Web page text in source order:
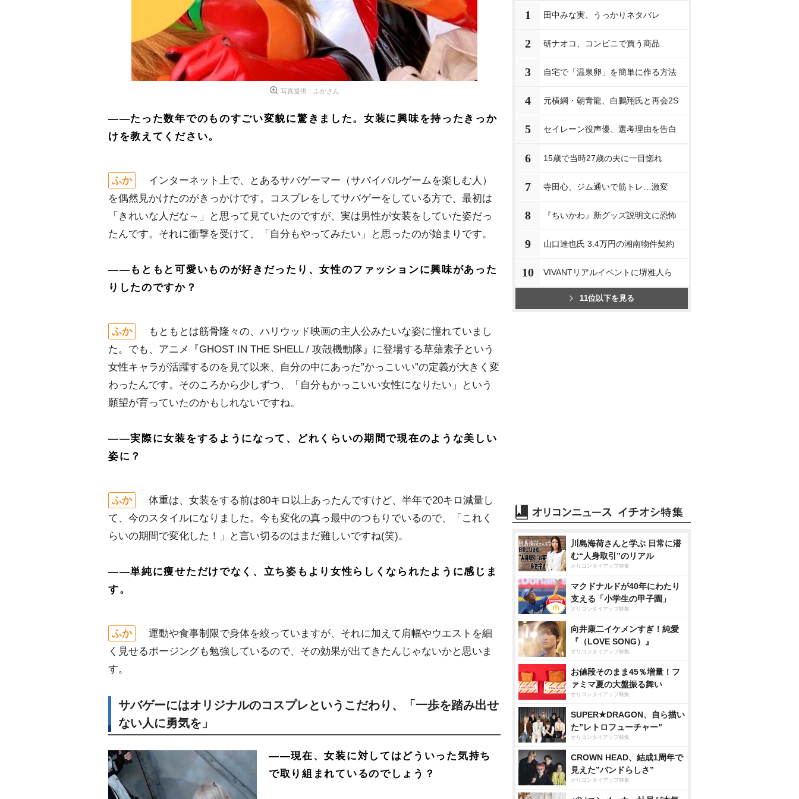
写真提供：ふかさん
――たった数年でのものすごい変貌に驚きました。女装に興味を持ったきっか
けを教えてください。
ふか
インターネット上で、とあるサバゲーマー（サバイバルゲームを楽しむ人）
を偶然見かけたのがきっかけです。コスプレをしてサバゲーをしている方で、最初は
「きれいな人だな～」と思って見ていたのですが、実は男性が女装をしていた姿だっ
たんです。それに衝撃を受けて、「自分もやってみたい」と思ったのが始まりです。
――もともと可愛いものが好きだったり、女性のファッションに興味があった
りしたのですか？
ふか
もともとは筋骨隆々の、ハリウッド映画の主人公みたいな姿に憧れていまし
た。でも、アニメ『GHOST IN THE SHELL / 攻殻機動隊』に登場する草薙素子という
女性キャラが活躍するのを見て以来、自分の中にあった”かっこいい”の定義が大きく変
わったんです。そのころから少しずつ、「自分もかっこいい女性になりたい」という
願望が育っていたのかもしれないですね。
――実際に女装をするようになって、どれくらいの期間で現在のような美しい
姿に？
ふか
体重は、女装をする前は80キロ以上あったんですけど、半年で20キロ減量し
て、今のスタイルになりました。今も変化の真っ最中のつもりでいるので、「これく
らいの期間で変化した！」と言い切るのはまだ難しいですね(笑)。
――単純に痩せただけでなく、立ち姿もより女性らしくなられたように感じま
す。
ふか
運動や食事制限で身体を絞っていますが、それに加えて肩幅やウエストを細
く見せるポージングも勉強しているので、その効果が出てきたんじゃないかと思いま
す。
サバゲーにはオリジナルのコスプレというこだわり、「一歩を踏み出せ
ない人に勇気を」
――現在、女装に対してはどういった気持ち
で取り組まれているのでしょう？
1 田中みな実、うっかりネタバレ
2 研ナオコ、コンビニで買う商品
3 自宅で「温泉卵」を簡単に作る方法
4 元横綱・朝青龍、白鵬翔氏と再会2S
5 セイレーン役声優、選考理由を告白
6 15歳で当時27歳の夫に一目惚れ
7 寺田心、ジム通いで筋トレ…激変
8 『ちいかわ』新グッズ説明文に恐怖
9 山口達也氏 3.4万円の湘南物件契約
10 VIVANTリアルイベントに堺雅人ら
11位以下を見る
川島海荷さんと学ぶ 日常に潜
む“人身取引”のリアル
オリコンタイアップ特集
マクドナルドが40年にわたり
支える「小学生の甲子園」
オリコンタイアップ特集
向井康二イケメンすぎ！純愛
『（LOVE SONG）』
オリコンタイアップ特集
お値段そのまま45％増量！フ
ァミマ夏の大盤振る舞い
オリコンタイアップ特集
SUPER★DRAGON、自ら描い
た”レトロフューチャー”
オリコンタイアップ特集
CROWN HEAD、結成1周年で
見えた”バンドらしさ”
オリコンタイアップ特集